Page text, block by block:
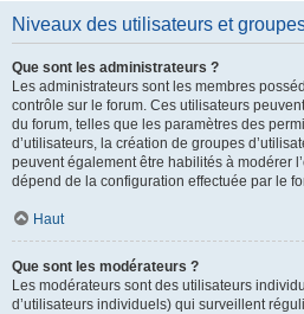
Niveaux des utilisateurs et
Que sont les administrateurs ?
Les administrateurs sont les membres
contrôle sur le forum. Ces utilisateurs
du forum, telles que les paramètres des
d’utilisateurs, la création de groupes
peuvent également être habilités à modérer
dépend de la configuration effectuée par le
Haut
Que sont les modérateurs ?
Les modérateurs sont des utilisateurs
d’utilisateurs individuels) qui surveillent